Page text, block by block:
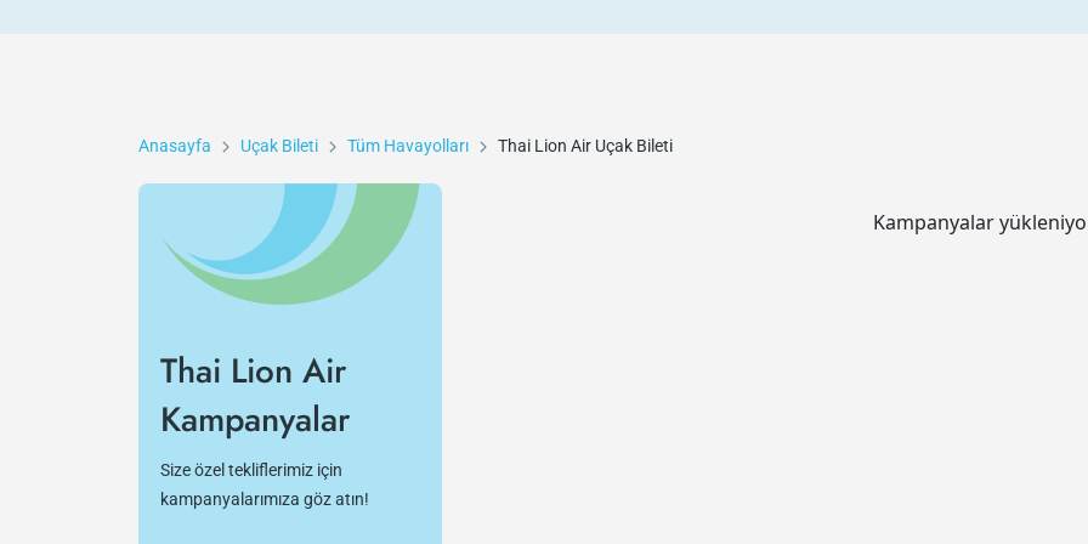
Anasayfa Uçak Bileti Tüm Havayolları Thai Lion Air Uçak Bileti
Thai Lion Air
Kampanyalar
Size özel tekliflerimiz için
kampanyalarımıza göz atın!
Kampanyalar